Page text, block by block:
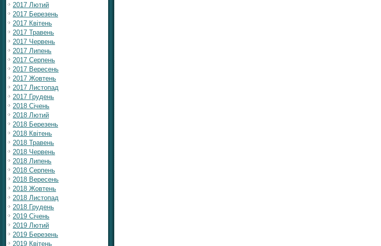
2017 Лютий
2017 Березень
2017 Квітень
2017 Травень
2017 Червень
2017 Липень
2017 Серпень
2017 Вересень
2017 Жовтень
2017 Листопад
2017 Грудень
2018 Січень
2018 Лютий
2018 Березень
2018 Квітень
2018 Травень
2018 Червень
2018 Липень
2018 Серпень
2018 Вересень
2018 Жовтень
2018 Листопад
2018 Грудень
2019 Січень
2019 Лютий
2019 Березень
2019 Квітень